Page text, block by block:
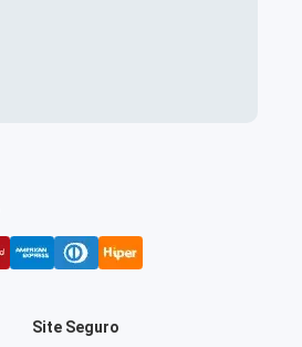
Site Seguro